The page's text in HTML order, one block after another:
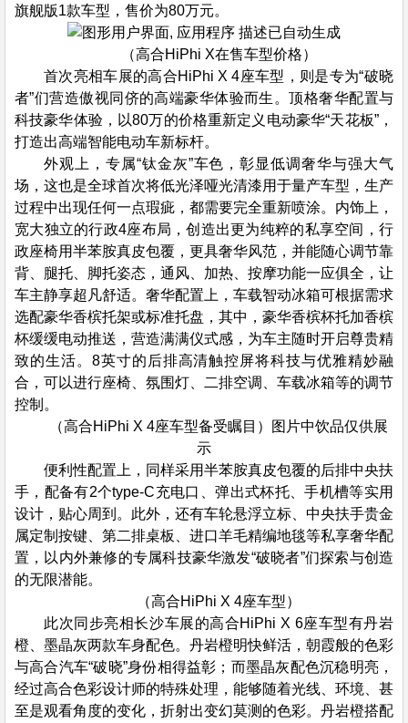
旗舰版1款车型，售价为80万元。
（高合HiPhi X在售车型价格）
首次亮相车展的高合HiPhi X 4座车型，则是专为“破晓
者”们营造傲视同侪的高端豪华体验而生。顶格奢华配置与
科技豪华体验，以80万的价格重新定义电动豪华“天花板”，
打造出高端智能电动车新标杆。
外观上，专属“钛金灰”车色，彰显低调奢华与强大气
场，这也是全球首次将低光泽哑光清漆用于量产车型，生产
过程中出现任何一点瑕疵，都需要完全重新喷涂。内饰上，
宽大独立的行政4座布局，创造出更为纯粹的私享空间，行
政座椅用半苯胺真皮包覆，更具奢华风范，并能随心调节靠
背、腿托、脚托姿态，通风、加热、按摩功能一应俱全，让
车主静享超凡舒适。奢华配置上，车载智动冰箱可根据需求
选配豪华香槟托架或标准托盘，其中，豪华香槟杯托加香槟
杯缓缓电动推送，营造满满仪式感，为车主随时开启尊贵精
致的生活。8英寸的后排高清触控屏将科技与优雅精妙融
合，可以进行座椅、氛围灯、二排空调、车载冰箱等的调节
控制。
（高合HiPhi X 4座车型备受瞩目）图片中饮品仅供展
示
便利性配置上，同样采用半苯胺真皮包覆的后排中央扶
手，配备有2个type-C充电口、弹出式杯托、手机槽等实用
设计，贴心周到。此外，还有车轮悬浮立标、中央扶手贵金
属定制按键、第二排桌板、进口羊毛精编地毯等私享奢华配
置，以内外兼修的专属科技豪华激发“破晓者”们探索与创造
的无限潜能。
（高合HiPhi X 4座车型）
此次同步亮相长沙车展的高合HiPhi X 6座车型有丹岩
橙、墨晶灰两款车身配色。丹岩橙明快鲜活，朝霞般的色彩
与高合汽车“破晓”身份相得益彰；而墨晶灰配色沉稳明亮，
经过高合色彩设计师的特殊处理，能够随着光线、环境、甚
至是观看角度的变化，折射出变幻莫测的色彩。丹岩橙搭配